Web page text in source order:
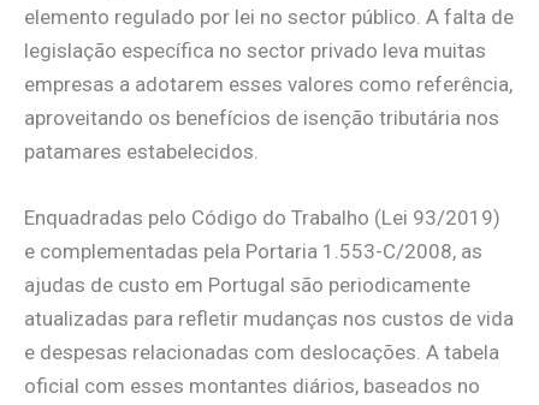
elemento regulado por lei no sector público. A falta de
legislação específica no sector privado leva muitas
empresas a adotarem esses valores como referência,
aproveitando os benefícios de isenção tributária nos
patamares estabelecidos.
Enquadradas pelo Código do Trabalho (Lei 93/2019)
e complementadas pela Portaria 1.553-C/2008, as
ajudas de custo em Portugal são periodicamente
atualizadas para refletir mudanças nos custos de vida
e despesas relacionadas com deslocações. A tabela
oficial com esses montantes diários, baseados no